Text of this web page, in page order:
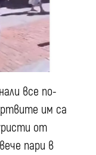
все по-
им са
от
пари в